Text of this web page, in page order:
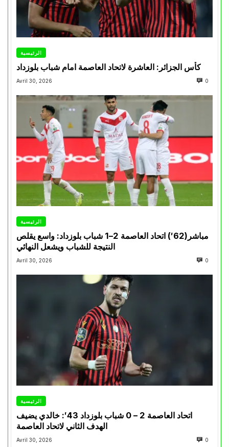
الرئيسية
كأس الجزائر: العاشرة لاتحاد العاصمة امام شباب بلوزداد
Avril 30, 2026 0
الرئيسية
مباشر(62′) اتحاد العاصمة 2–1 شباب بلوزداد: واسع يقلص
النتيجة للشباب ويشعل النهائي
Avril 30, 2026 0
الرئيسية
اتحاد العاصمة 2 – 0 شباب بلوزداد 43′: خالدي يضيف
الهدف الثاني لاتحاد العاصمة
Avril 30, 2026 0